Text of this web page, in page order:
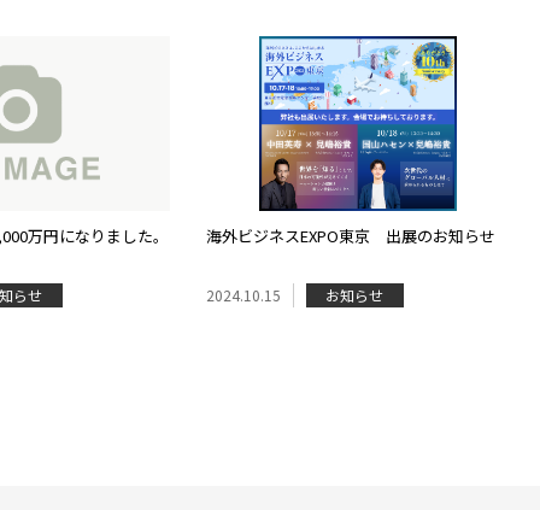
万円になりました。
らせ
海外ビジネスEXPO東京 出展のお知らせ
2024.10.15 お知らせ